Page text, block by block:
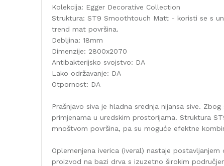
Kolekcija: Egger Decorative Collection
Struktura: ST9 Smoothtouch Matt - koristi se s
trend mat površina.
Debljina: 18mm
Dimenzije: 2800x2070
Antibakterijsko svojstvo: DA
Lako održavanje: DA
Otpornost: DA
Prašnjavo siva je hladna srednja nijansa sive.
primjenama u uredskim prostorijama. Struktura
mnoštvom površina, pa su moguće efektne
Oplemenjena iverica (iveral) nastaje
proizvod na bazi drva s izuzetno širokim